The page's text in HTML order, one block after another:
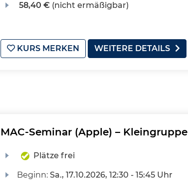
58,40 €(nicht ermäßigbar)
KURS MERKEN WEITERE DETAILS
MAC-Seminar (Apple) – Kleingruppe
Plätze frei
Beginn: Sa., 17.10.2026, 12:30 - 15:45 Uhr